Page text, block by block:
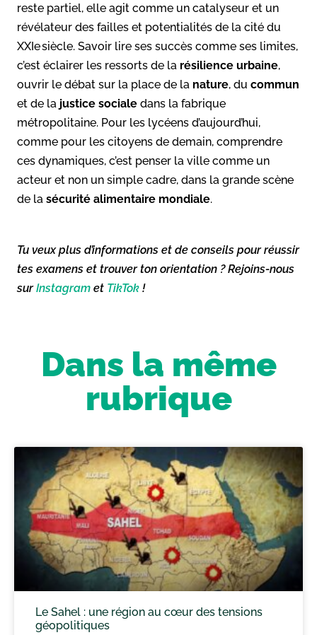
reste partiel, elle agit comme un catalyseur et un
révélateur des failles et potentialités de la cité du
XXIe siècle. Savoir lire ses succès comme ses limites,
c’est éclairer les ressorts de la résilience urbaine,
ouvrir le débat sur la place de la nature, du commun
et de la justice sociale dans la fabrique
métropolitaine. Pour les lycéens d’aujourd’hui,
comme pour les citoyens de demain, comprendre
ces dynamiques, c’est penser la ville comme un
acteur et non un simple cadre, dans la grande scène
de la sécurité alimentaire mondiale.
Tu veux plus d’informations et de conseils pour réussir
tes examens et trouver ton orientation ? Rejoins-nous
surInstagram et TikTok !
Dans la même
rubrique
Le Sahel : une région au cœur des tensions
géopolitiques